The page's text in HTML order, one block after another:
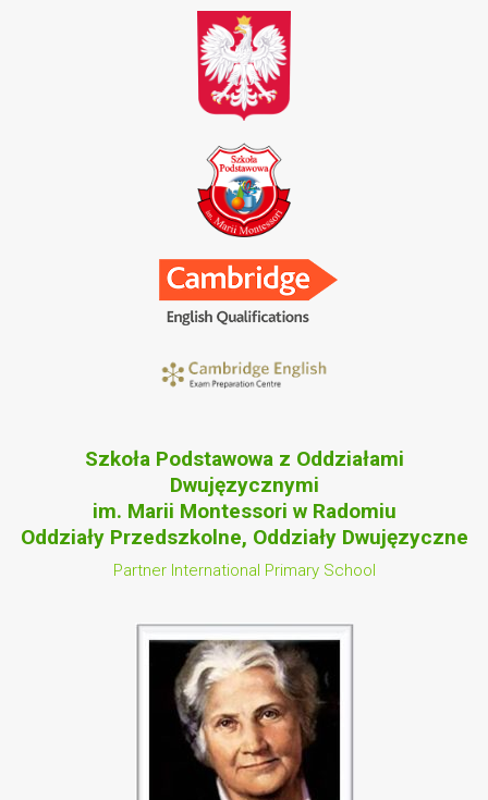
Szkoła Podstawowa z Oddziałami
Dwujęzycznymi
im. Marii Montessori w Radomiu
Oddziały Przedszkolne, Oddziały Dwujęzyczne
Partner International Primary School